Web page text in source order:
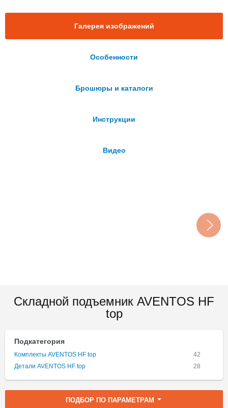
Галерея изображений
Особенности
Брошюры и каталоги
Инструкции
Видео
Складной подъемник AVENTOS HF
top
Подкатегория
Комплекты AVENTOS HF top
42
Детали AVENTOS HF top
28
ПОДБОР ПО ПАРАМЕТРАМ